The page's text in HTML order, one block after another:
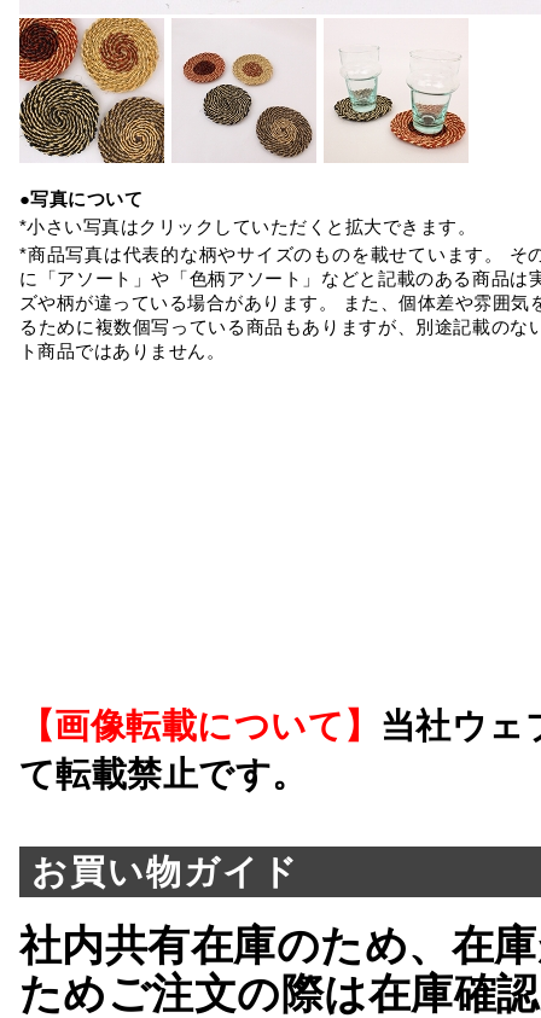
●写真について
*小さい写真はクリックしていただくと拡大できます。
*商品写真は代表的な柄やサイズのものを載せています。 そ
に「アソート」や「色柄アソート」などと記載のある商品は
ズや柄が違っている場合があります。 また、個体差や雰囲気
るために複数個写っている商品もありますが、別途記載のな
ト商品ではありません。
【画像転載について】 当社ウェ
て転載禁止です。
お買い物ガイド
社内共有在庫のため、在
ためご注文の際は在庫確